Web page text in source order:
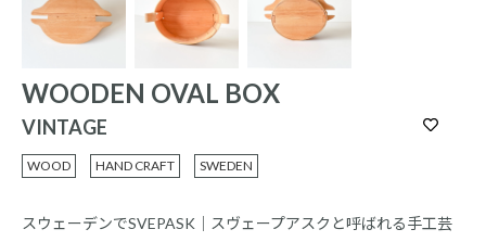
WOODEN OVAL BOX
VINTAGE
WOOD HAND CRAFT SWEDEN
スウェーデンでSVEPASK｜スヴェープアスクと呼ばれる手工芸